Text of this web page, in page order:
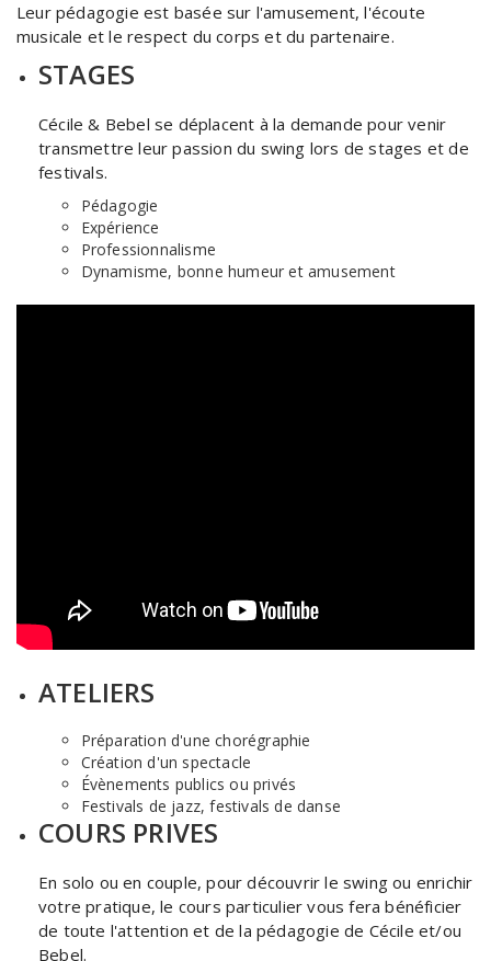
Leur pédagogie est basée sur l'amusement, l'écoute
musicale et le respect du corps et du partenaire.
STAGES
Cécile & Bebel se déplacent à la demande pour venir
transmettre leur passion du swing lors de stages et de
festivals.
Pédagogie
Expérience
Professionnalisme
Dynamisme, bonne humeur et amusement
ATELIERS
Préparation d'une chorégraphie
Création d'un spectacle
Évènements publics ou privés
Festivals de jazz, festivals de danse
COURS PRIVES
En solo ou en couple, pour découvrir le swing ou enrichir
votre pratique, le cours particulier vous fera bénéficier
de toute l'attention et de la pédagogie de Cécile et/ou
Bebel.